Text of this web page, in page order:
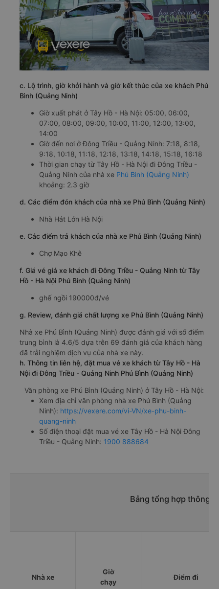
c. Lộ trình, giờ khởi hành và giờ kết thúc của xe khách Phú
Bình (Quảng Ninh)
Giờ xuất phát ở Tây Hồ - Hà Nội: 05:00, 06:00,
07:00, 08:00, 09:00, 10:00, 11:00, 12:00, 13:00,
14:00
Giờ đến nơi ở Đông Triều - Quảng Ninh: 7:18, 8:18,
9:18, 10:18, 11:18, 12:18, 13:18, 14:18, 15:18, 16:18
Thời gian chạy từ Tây Hồ - Hà Nội đi Đông Triều -
Quảng Ninh của nhà xe Phú Bình (Quảng Ninh)
khoảng: 2.3 giờ
d. Các điểm đón khách của nhà xe Phú Bình (Quảng Ninh)
Nhà Hát Lớn Hà Nội
e. Các điểm trả khách của nhà xe Phú Bình (Quảng Ninh)
Chợ Mạo Khê
f. Giá vé giá xe khách đi Đông Triều - Quảng Ninh từ Tây
Hồ - Hà Nội Phú Bình (Quảng Ninh)
ghế ngồi 190000đ/vé
g. Review, đánh giá chất lượng xe Phú Bình (Quảng Ninh)
Nhà xe Phú Bình (Quảng Ninh) được đánh giá với số điểm
trung bình là 4.6/5 dựa trên 69 đánh giá của khách hàng
đã trải nghiệm dịch vụ của nhà xe này.
h. Thông tin liên hệ, đặt mua vé xe khách từ Tây Hồ - Hà
Nội đi Đông Triều - Quảng Ninh Phú Bình (Quảng Ninh)
Văn phòng xe Phú Bình (Quảng Ninh) ở Tây Hồ - Hà Nội:
Xem địa chỉ văn phòng nhà xe Phú Bình (Quảng
Ninh): https://vexere.com/vi-VN/xe-phu-binh-
quang-ninh
Số điện thoại đặt mua vé xe Tây Hồ - Hà Nội Đông
Triều - Quảng Ninh: 1900 888684
Bảng tổng hợp thông
Nhà xe
Giờ
chạy
Điểm đi